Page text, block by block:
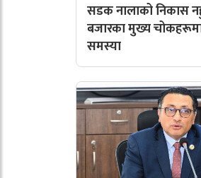
सडक नालाको निकास
बजारका मुख्य चोकहरूमा
समस्या